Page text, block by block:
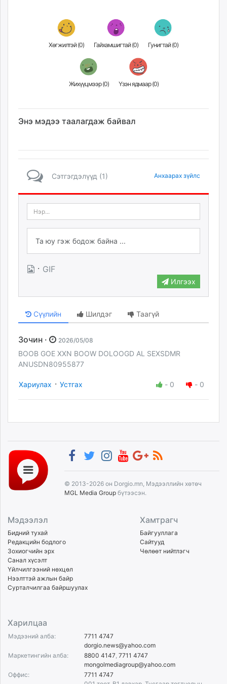
mass.mn
assa.mn
tac.mn
unread.today
Хөгжилтэй (0) Гайхамшигтай (0) Гунигтай (0)
Жихүүцмээр (0) Үзэн ядмаар (0)
Энэ мэдээ таалагдаж байвал
Сэтгэгдэлүүд (1) Анхаарах зүйлс
· GIF
Илгээх
Сүүлийн Шилдэг Таагүй
Зочин · 2026/05/08
BOOB GOE XXN BOOW DOLOOGD AL SEXSDMR
ANUSDN80955877
Хариулах · Устгах - 0 - 0
© 2013-2026 он Dorgio.mn, Мэдээллийн хөтөч
MGL Media Group бүтээсэн.
Мэдээлэл
Бидний тухай
Редакцийн бодлого
Зохиогчийн эрх
Санал хүсэлт
Үйлчилгээний нөхцөл
Нээлттэй ажлын байр
Сурталчилгаа байршуулах
Хамтрагч
Байгууллага
Сайтууд
Чөлөөт нийтлэгч
Харилцаа
Мэдээний алба:
7711 4747
dorgio.news@yahoo.com
Маркетингийн алба:
8800 4147, 7711 4747
mongolmediagroup@yahoo.com
Оффис:
7711 4747